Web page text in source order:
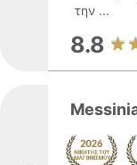
την ...
8.8